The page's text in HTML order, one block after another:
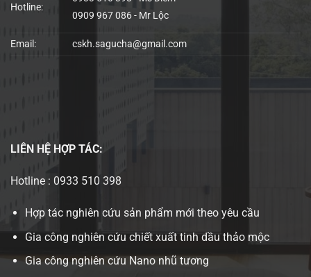
Hotline:
0909 967 086 - Mr Lộc
Email: cskh.sagucha@gmail.com
LIÊN HỆ HỢP TÁC:
Hotline : 0933 510 398
Hợp tác nghiên cứu sản phẩm mới theo yêu cầu
Gia công nghiên cứu chiết xuất tinh dầu thảo mộc
Gia công nghiên cứu Nano nhũ tương